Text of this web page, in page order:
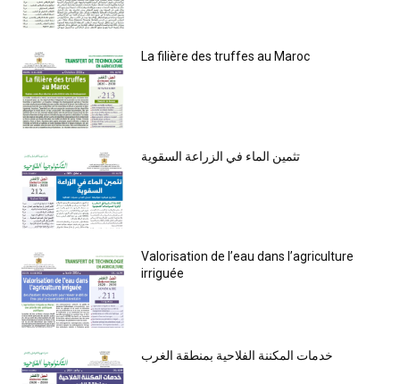
La filière des truffes au Maroc
تثمين الماء في الزراعة السقوية
Valorisation de l’eau dans l’agriculture
irriguée
خدمات المكننة الفلاحية بمنطقة الغرب